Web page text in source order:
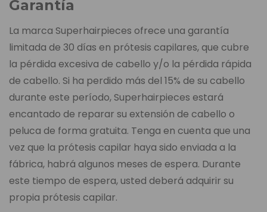
Garantía
La marca Superhairpieces ofrece una garantía
limitada de 30 días en prótesis capilares, que cubre
la pérdida excesiva de cabello y/o la pérdida rápida
de cabello. Si ha perdido más del 15% de su cabello
durante este período, Superhairpieces estará
encantado de reparar su extensión de cabello o
peluca de forma gratuita. Tenga en cuenta que una
vez que la prótesis capilar haya sido enviada a la
fábrica, habrá algunos meses de espera. Durante
este tiempo de espera, usted deberá adquirir su
propia prótesis capilar.